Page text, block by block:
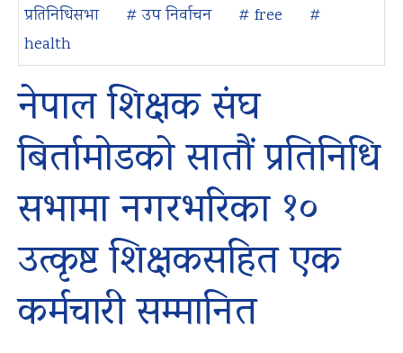
प्रतिनिधिसभा
# उप निर्वाचन # free
#
health
नेपाल शिक्षक संघ
बिर्तामोडको सातौं प्रतिनिधि
सभामा नगरभरिका १०
उत्कृष्ट शिक्षकसहित एक
कर्मचारी सम्मानित